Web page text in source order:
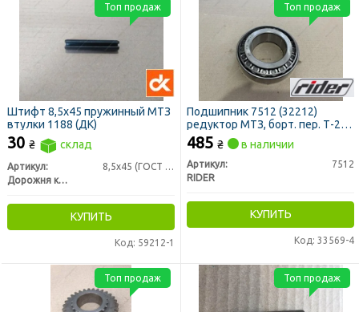
Штифт 8,5х45 пружинный МТЗ
втулки 1188 (ДК)
30 ₴ склад
Артикул:
8,5х45 (ГОСТ 14229-7
Дорожня карта
КУПИТЬ
Код: 59212-1
Топ продаж
Подшипник 7512 (32212)
редуктор МТЗ, борт. пер. Т-25,
Т-16 (RIDER)
485 ₴ в наличии
Артикул:
7512
RIDER
КУПИТЬ
Код: 33569-4
Топ продаж
Топ продаж Топ продаж